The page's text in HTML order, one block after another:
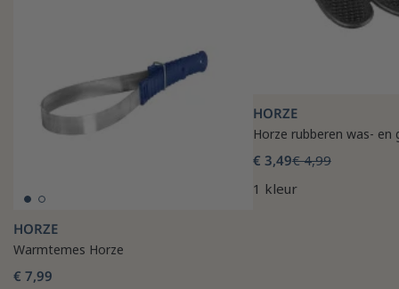
HORZE
Warmtemes Horze
€ 7,99
HORZE
Horze rubberen was-
€ 3,49€ 4,99
1 kleur